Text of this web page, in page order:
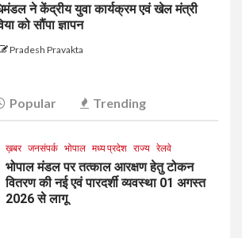
ने केंद्रीय युवा कार्यक्रम एवं खेल मंत्री
को सौंपा ज्ञापन
Pradesh Pravakta
Popular Trending
ख़बर जनसंपर्क भोपाल मध्य प्रदेश राज्य रेलवे
भोपाल मंडल पर तत्काल आरक्षण हेतु टोकन
वितरण की नई एवं पारदर्शी व्यवस्था 01 अगस्त
2026 से लागू